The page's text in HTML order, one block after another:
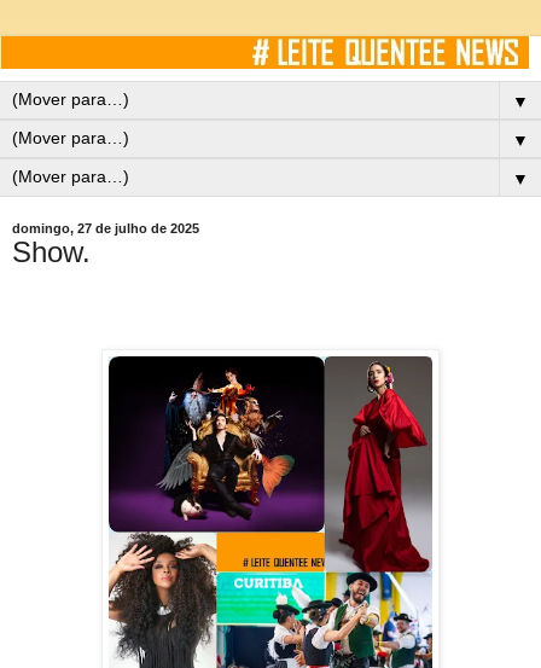
▼
▼
▼
domingo, 27 de julho de 2025
Show.